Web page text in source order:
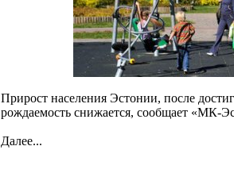
Прирост населения Эстонии, после
рождаемость снижается, сообщает «МК-
Далее...